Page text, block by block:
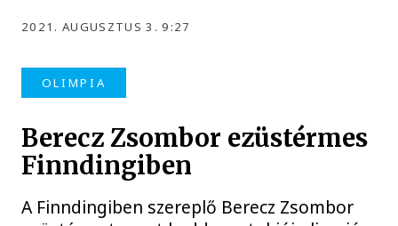
2021. AUGUSZTUS 3. 9:27
OLIMPIA
Berecz Zsombor ezüstérmes
Finndingiben
A Finndingiben szereplő Berecz Zsombor